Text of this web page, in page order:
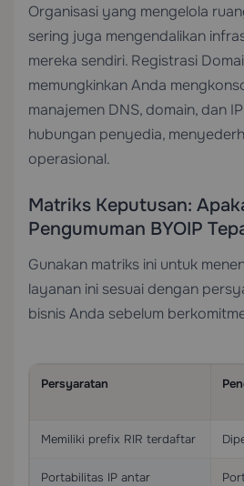
Organisasi yang mengelola
sering juga mengendalikan
mereka sendiri. Registrasi
memungkinkan Anda
manajemen DNS, domain, dan
hubungan penyedia,
operasional.
Matriks Keputusan:
Pengumuman BYOIP
Gunakan matriks ini untuk
layanan ini sesuai dengan
bisnis Anda sebelum
Persyaratan
Memiliki prefix RIR terdaftar
Portabilitas IP antar